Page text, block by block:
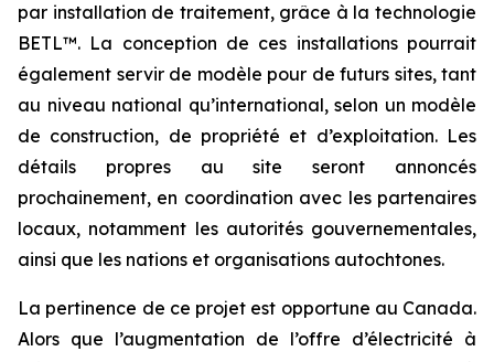
par installation de traitement, grâce à la technologie
BETL™. La conception de ces installations pourrait
également servir de modèle pour de futurs sites, tant
au niveau national qu’international, selon un modèle
de construction, de propriété et d’exploitation. Les
détails propres au site seront annoncés
prochainement, en coordination avec les partenaires
locaux, notamment les autorités gouvernementales,
ainsi que les nations et organisations autochtones.
La pertinence de ce projet est opportune au Canada.
Alors que l’augmentation de l’offre d’électricité à